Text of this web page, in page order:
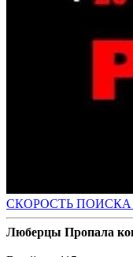
СКОРОСТЬ ПОИСКА
Люберцы Пропала